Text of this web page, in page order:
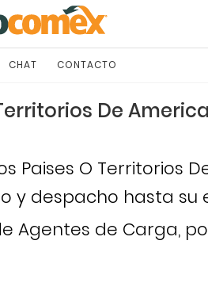
CHAT CONTACTO
De
O Territorios
y despacho hasta su
de Carga,